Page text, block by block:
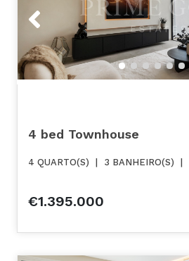
4 bed Townhouse
4 QUARTO(S) 3 BANHEIRO(S)
€1.395.000